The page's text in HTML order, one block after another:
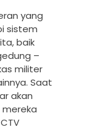
yang
sistem
baik
–
militer
Saat
akan